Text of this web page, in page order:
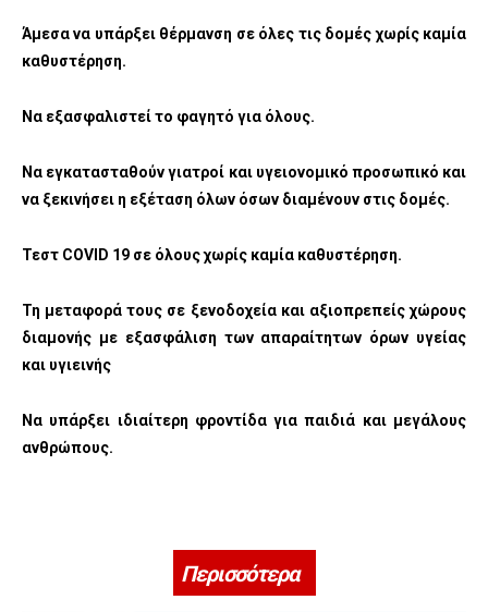
Άμεσα να υπάρξει θέρμανση σε όλες τις δομές χωρίς καμία
καθυστέρηση.
Να εξασφαλιστεί το φαγητό για όλους.
Να εγκατασταθούν γιατροί και υγειονομικό προσωπικό και
να ξεκινήσει η εξέταση όλων όσων διαμένουν στις δομές.
Τεστ COVID 19 σε όλους χωρίς καμία καθυστέρηση.
Τη μεταφορά τους σε ξενοδοχεία και αξιοπρεπείς χώρους
διαμονής με εξασφάλιση των απαραίτητων όρων υγείας
και υγιεινής
Να υπάρξει ιδιαίτερη φροντίδα για παιδιά και μεγάλους
ανθρώπους.
Περισσότερα